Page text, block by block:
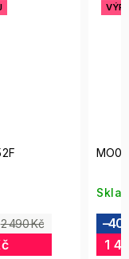
01A
2 490 Kč
Kč